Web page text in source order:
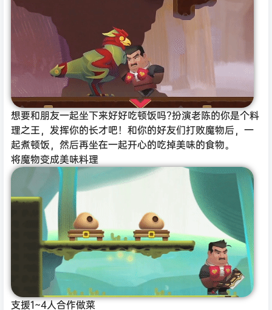
想要和朋友一起坐下来好好吃顿饭吗?扮演老陈的你是个料
理之王，发挥你的长才吧！和你的好友们打败魔物后，一
起煮顿饭，然后再坐在一起开心的吃掉美味的食物。
将魔物变成美味料理
支援1~4人合作做菜